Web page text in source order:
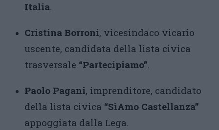
Italia.
Cristina Borroni, vicesindaco vicario
uscente, candidata della lista civica
trasversale “Partecipiamo”.
Paolo Pagani, imprenditore, candidato
della lista civica “SìAmo Castellanza”
appoggiata dalla Lega.